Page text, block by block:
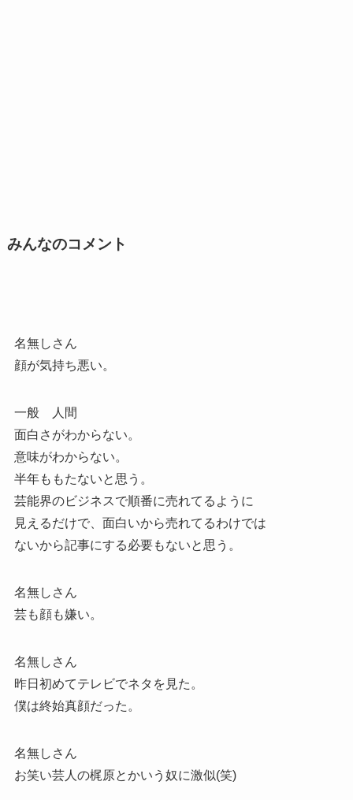
みんなのコメント
名無しさん
顔が気持ち悪い。
一般 人間
面白さがわからない。
意味がわからない。
半年ももたないと思う。
芸能界のビジネスで順番に売れてるように
見えるだけで、面白いから売れてるわけでは
ないから記事にする必要もないと思う。
名無しさん
芸も顔も嫌い。
名無しさん
昨日初めてテレビでネタを見た。
僕は終始真顔だった。
名無しさん
お笑い芸人の梶原とかいう奴に激似(笑)